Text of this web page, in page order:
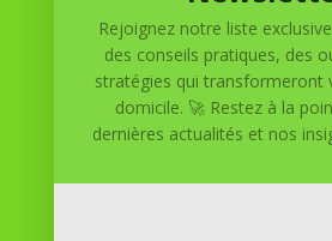
Réussite à Domicile est votre
pour atteindre vos objectifs depuis
maison. Nous offrons des solutions
vous aider à réussir.
Rejoignez notre liste
des conseils pratiques, des
stratégies qui transformeront
domicile. 🚀 Restez à la
dernières actualités et nos